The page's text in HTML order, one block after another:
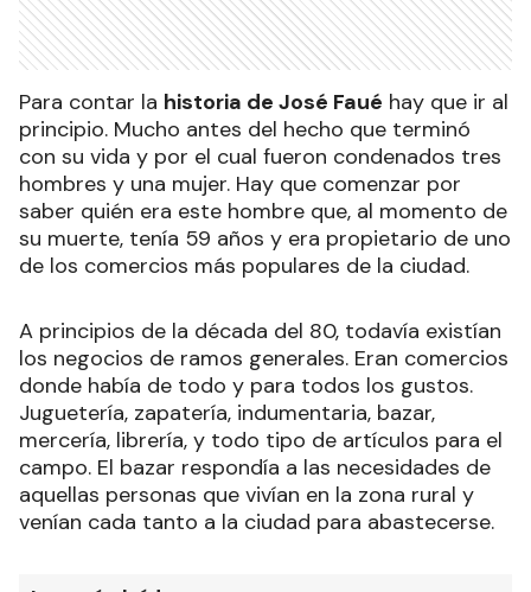
Para contar la historia de José Faué hay que ir al
principio. Mucho antes del hecho que terminó
con su vida y por el cual fueron condenados tres
hombres y una mujer. Hay que comenzar por
saber quién era este hombre que, al momento de
su muerte, tenía 59 años y era propietario de uno
de los comercios más populares de la ciudad.
A principios de la década del 80, todavía existían
los negocios de ramos generales. Eran comercios
donde había de todo y para todos los gustos.
Juguetería, zapatería, indumentaria, bazar,
mercería, librería, y todo tipo de artículos para el
campo. El bazar respondía a las necesidades de
aquellas personas que vivían en la zona rural y
venían cada tanto a la ciudad para abastecerse.